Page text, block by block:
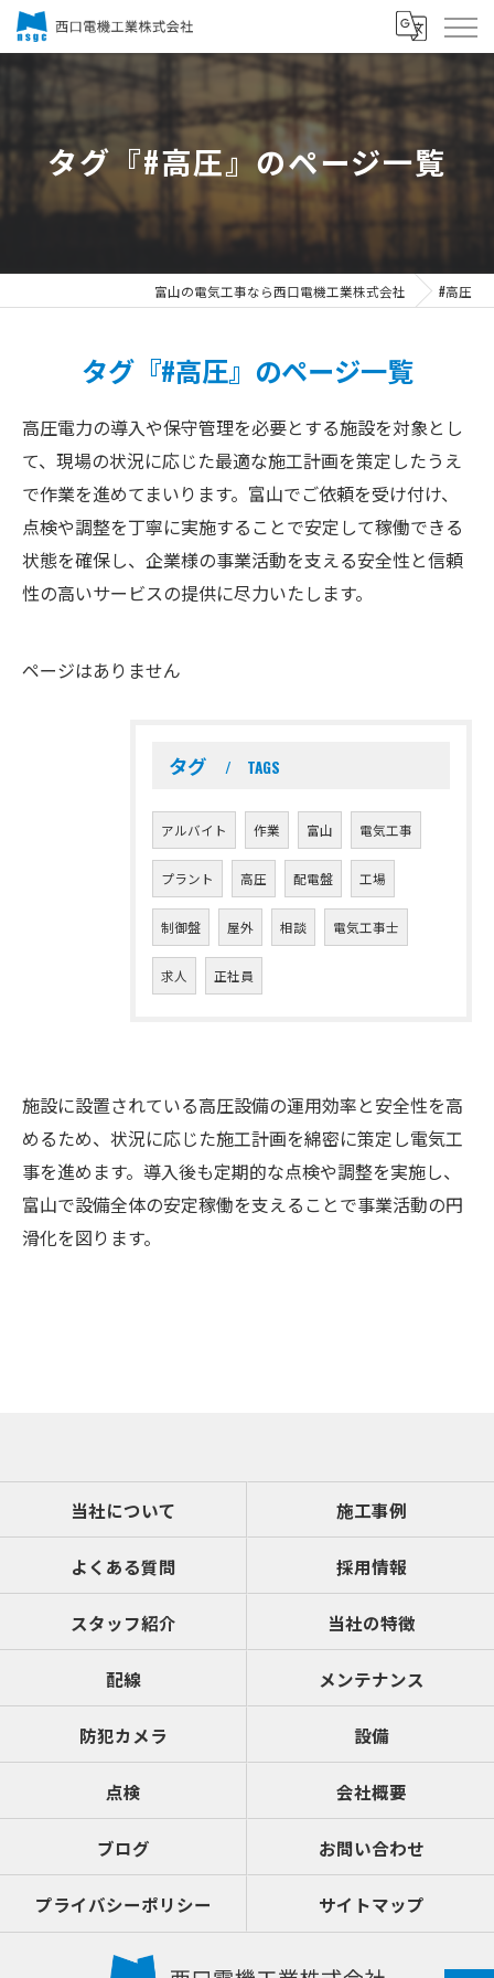
タグ『#高圧』のページ一覧
富山の電気工事なら西口電機工業株式会社 #高圧
タグ『#高圧』のページ一覧
高圧電力の導入や保守管理を必要とする施設を対象とし
て、現場の状況に応じた最適な施工計画を策定したうえ
で作業を進めてまいります。富山でご依頼を受け付け、
点検や調整を丁寧に実施することで安定して稼働できる
状態を確保し、企業様の事業活動を支える安全性と信頼
性の高いサービスの提供に尽力いたします。
ページはありません
タグ TAGS
アルバイト 作業 富山 電気工事
プラント 高圧 配電盤 工場
制御盤 屋外 相談 電気工事士
求人 正社員
施設に設置されている高圧設備の運用効率と安全性を高
めるため、状況に応じた施工計画を綿密に策定し電気工
事を進めます。導入後も定期的な点検や調整を実施し、
富山で設備全体の安定稼働を支えることで事業活動の円
滑化を図ります。
当社について 施工事例
よくある質問 採用情報
スタッフ紹介 当社の特徴
配線 メンテナンス
防犯カメラ 設備
点検 会社概要
ブログ お問い合わせ
プライバシーポリシー サイトマップ